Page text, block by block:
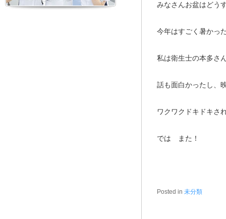
みなさんお盆はどう
今年はすごく暑かっ
私は衛生士の本多さ
話も面白かったし、
ワクワクドキドキさ
では また！
Posted in 未分類